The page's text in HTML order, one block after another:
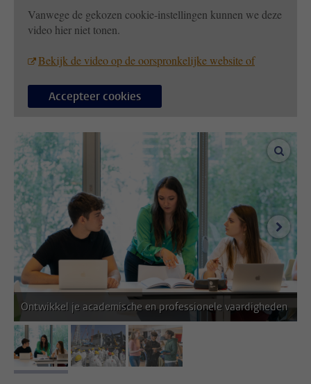
Vanwege de gekozen cookie-instellingen kunnen we deze
video hier niet tonen.
Bekijk de video op de oorspronkelijke website of
Accepteer cookies
Ontwikkel je academische en professionele vaardigheden
afbeelding 1 afbeelding 2 afbeelding 3